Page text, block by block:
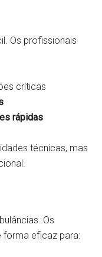
Os profissionais
críticas
rápidas
técnicas, mas
Os
forma eficaz para: